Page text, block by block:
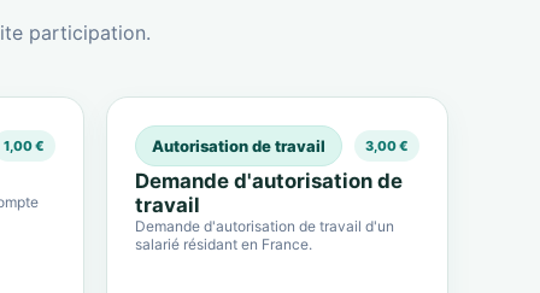
participation.
1,00 € Autorisation de travail 3,00 €
Demande d'autorisation de
travail
Demande d'autorisation de travail d'un
salarié résidant en France.